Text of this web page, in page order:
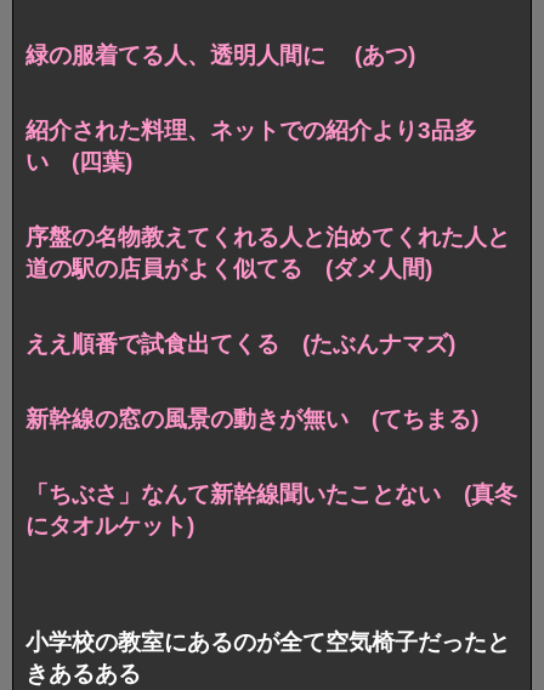
緑の服着てる人、透明人間に (あつ)
紹介された料理、ネットでの紹介より3品多
い (四葉)
序盤の名物教えてくれる人と泊めてくれた人と
道の駅の店員がよく似てる (ダメ人間)
ええ順番で試食出てくる (たぶんナマズ)
新幹線の窓の風景の動きが無い (てちまる)
「ちぶさ」なんて新幹線聞いたことない (真冬
にタオルケット)
小学校の教室にあるのが全て空気椅子だったと
きあるある